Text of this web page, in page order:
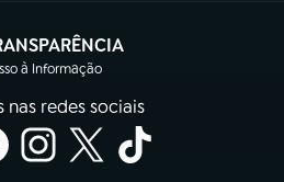
à Informação
(abre em nova aba)
nas redes sociais